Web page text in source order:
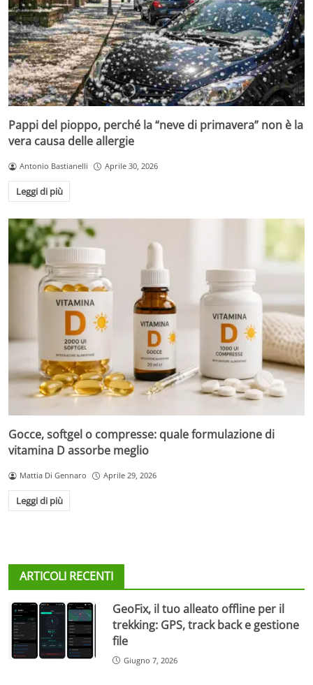
Pappi del pioppo, perché la “neve di primavera” non è la
vera causa delle allergie
Antonio Bastianelli Aprile 30, 2026
Leggi di più
Gocce, softgel o compresse: quale formulazione di
vitamina D assorbe meglio
Mattia Di Gennaro Aprile 29, 2026
Leggi di più
ARTICOLI RECENTI
GeoFix, il tuo alleato offline per il
trekking: GPS, track back e gestione
file
Giugno 7, 2026